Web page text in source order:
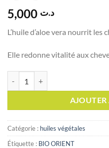
د.ت
L’huile d’aloe vera nourrit les
Elle redonne vitalité aux
AJOUTER
Catégorie : huiles végétales
Étiquette : BIO ORIENT